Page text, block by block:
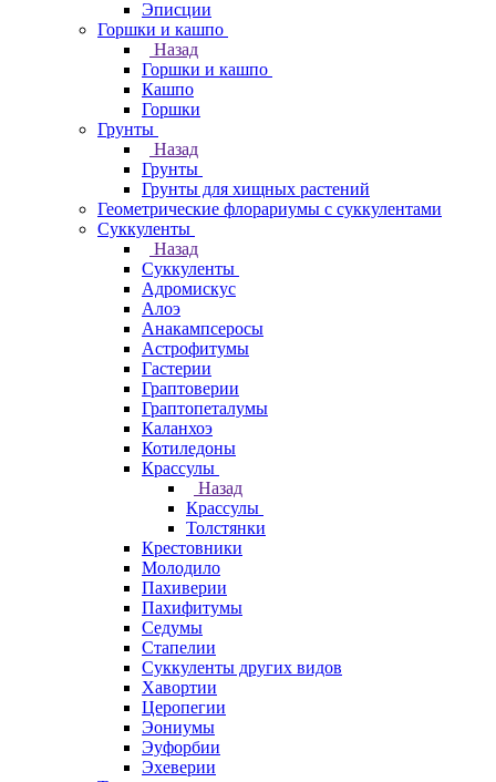
Эписции
Горшки и кашпо
Назад
Горшки и кашпо
Кашпо
Горшки
Грунты
Назад
Грунты
Грунты для хищных растений
Геометрические флорариумы с суккулентами
Суккуленты
Назад
Суккуленты
Адромискус
Алоэ
Анакампсеросы
Астрофитумы
Гастерии
Граптоверии
Граптопеталумы
Каланхоэ
Котиледоны
Крассулы
Назад
Крассулы
Толстянки
Крестовники
Молодило
Пахиверии
Пахифитумы
Седумы
Стапелии
Суккуленты других видов
Хавортии
Церопегии
Эониумы
Эуфорбии
Эхеверии